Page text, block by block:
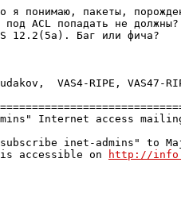
я понимаю, пакеты,
под ACL попадать не
12.2(5a). Баг или фича?
VAS4-RIPE, VAS47-
Internet access
inet-admins" to
is accessible on
http://